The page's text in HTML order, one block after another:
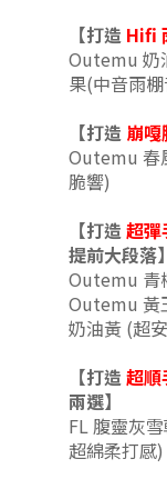
【打造 Hifi
Outemu 奶
果(中音雨棚
【打造 崩嘎
Outemu 春
脆響)
【打造超彈
提前大段落】
Outemu 青
Outemu 黃
奶油黃 (超
【打造超順
兩選】
FL 腹靈灰雪
超綿柔打感)